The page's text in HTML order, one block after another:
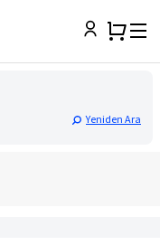
Yeniden Ara